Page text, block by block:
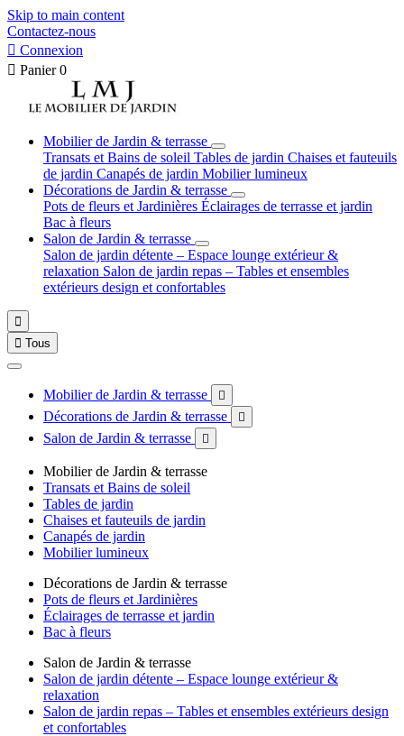
Skip to main content
Contactez-nous
 Connexion
 Panier 0
Mobilier de Jardin & terrasse
Transats et Bains de soleil Tables de jardin Chaises et fauteuils
de jardin Canapés de jardin Mobilier lumineux
Décorations de Jardin & terrasse
Pots de fleurs et Jardinières Éclairages de terrasse et jardin
Bac à fleurs
Salon de Jardin & terrasse
Salon de jardin détente – Espace lounge extérieur &
relaxation Salon de jardin repas – Tables et ensembles
extérieurs design et confortables

 Tous
Mobilier de Jardin & terrasse 
Décorations de Jardin & terrasse 
Salon de Jardin & terrasse 
Mobilier de Jardin & terrasse
Transats et Bains de soleil
Tables de jardin
Chaises et fauteuils de jardin
Canapés de jardin
Mobilier lumineux
Décorations de Jardin & terrasse
Pots de fleurs et Jardinières
Éclairages de terrasse et jardin
Bac à fleurs
Salon de Jardin & terrasse
Salon de jardin détente – Espace lounge extérieur &
relaxation
Salon de jardin repas – Tables et ensembles extérieurs design
et confortables